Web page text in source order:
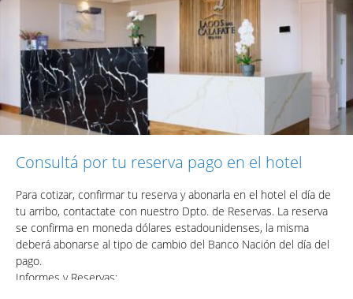
Consultá por tu reserva pago en el hotel
Para cotizar, confirmar tu reserva y abonarla en el hotel el día de
tu arribo, contactate con nuestro Dpto. de Reservas. La reserva
se confirma en moneda dólares estadounidenses, la misma
deberá abonarse al tipo de cambio del Banco Nación del día del
pago.
Informes y Reservas: